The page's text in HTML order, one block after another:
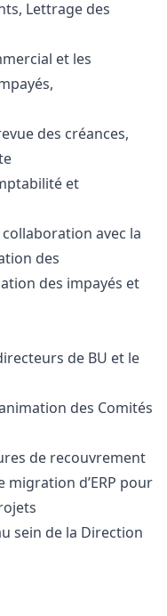
Lettrage des
et les
des créances,
et
avec la
des
des impayés et
de BU et le
des Comités
de recouvrement
d’ERP pour
sein de la Direction